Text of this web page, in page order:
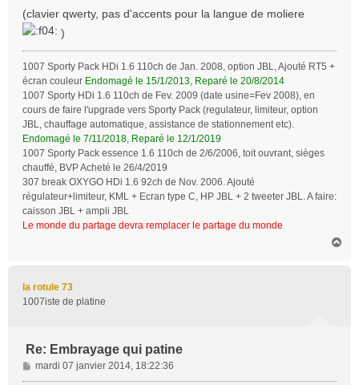
(clavier qwerty, pas d'accents pour la langue de moliere
)
1007 Sporty Pack HDi 1.6 110ch de Jan. 2008, option JBL, Ajouté RT5 +
écran couleur Endomagé le 15/1/2013, Reparé le 20/8/2014
1007 Sporty HDi 1.6 110ch de Fev. 2009 (date usine=Fev 2008), en
cours de faire l'upgrade vers Sporty Pack (regulateur, limiteur, option
JBL, chauffage automatique, assistance de stationnement etc).
Endomagé le 7/11/2018, Reparé le 12/1/2019
1007 Sporty Pack essence 1.6 110ch de 2/6/2006, toit ouvrant, sièges
chauffé, BVP Acheté le 26/4/2019
307 break OXYGO HDi 1.6 92ch de Nov. 2006. Ajouté
régulateur+limiteur, KML + Ecran type C, HP JBL + 2 tweeter JBL. A faire:
caisson JBL + ampli JBL
Le monde du partage devra remplacer le partage du monde
la rotule 73
1007iste de platine
Re: Embrayage qui patine
M
e
mardi 07 janvier 2014, 18:22:36